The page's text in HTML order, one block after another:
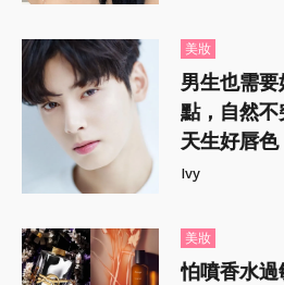
美妝
男生也需
點，自然
天生好唇色
Ivy
美妝
怕噴香水